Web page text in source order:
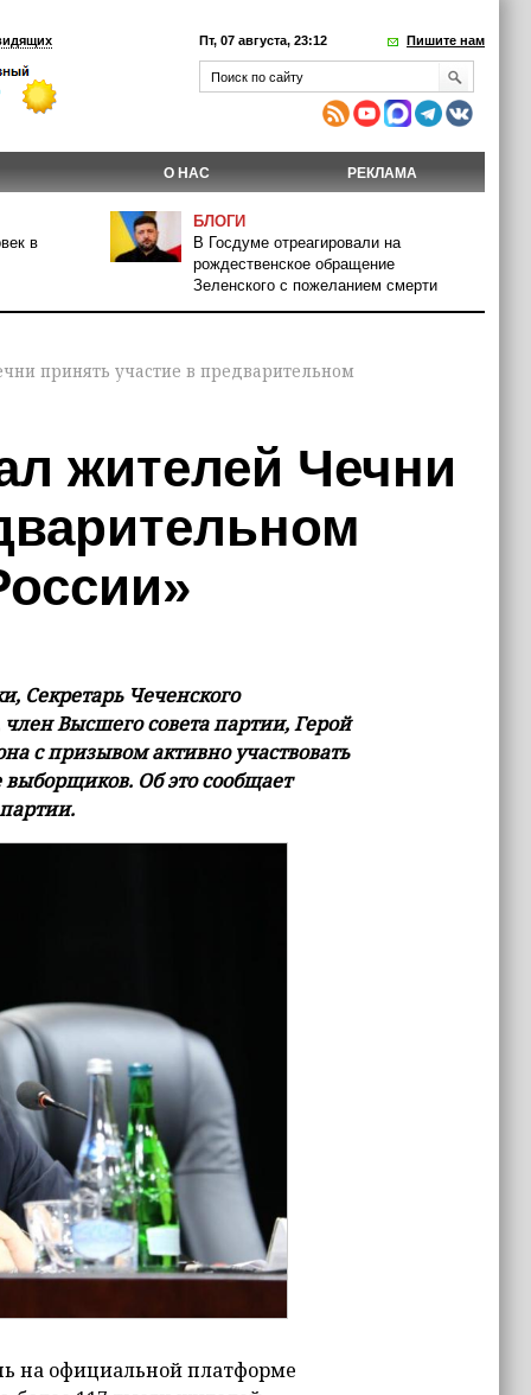
Пт, 07 августа, 23:12 Пишите нам
О НАС РЕКЛАМА
в
БЛОГИ
В Госдуме отреагировали на
рождественское обращение
Зеленского с пожеланием смерти
принять участие в предварительном
жителей Чечни
Секретарь Чеченского
Высшего совета партии, Герой
с призывом активно участвовать
Об это сообщает
на официальной платформе